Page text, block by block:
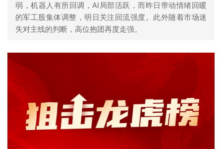
弱，机器人有所回调，AI局部活跃，而昨日带动情绪回暖
的军工股集体调整，明日关注回流强度。此外随着市场迷
失对主线的判断，高位抱团再度走强。